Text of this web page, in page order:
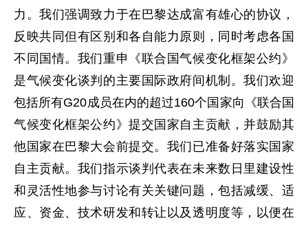
力。我们强调致力于在巴黎达成富有雄心的协议，
反映共同但有区别和各自能力原则，同时考虑各国
不同国情。我们重申《联合国气候变化框架公约》
是气候变化谈判的主要国际政府间机制。我们欢迎
包括所有G20成员在内的超过160个国家向《联合国
气候变化框架公约》提交国家自主贡献，并鼓励其
他国家在巴黎大会前提交。我们已准备好落实国家
自主贡献。我们指示谈判代表在未来数日里建设性
和灵活性地参与讨论有关关键问题，包括减缓、适
应、资金、技术研发和转让以及透明度等，以便在